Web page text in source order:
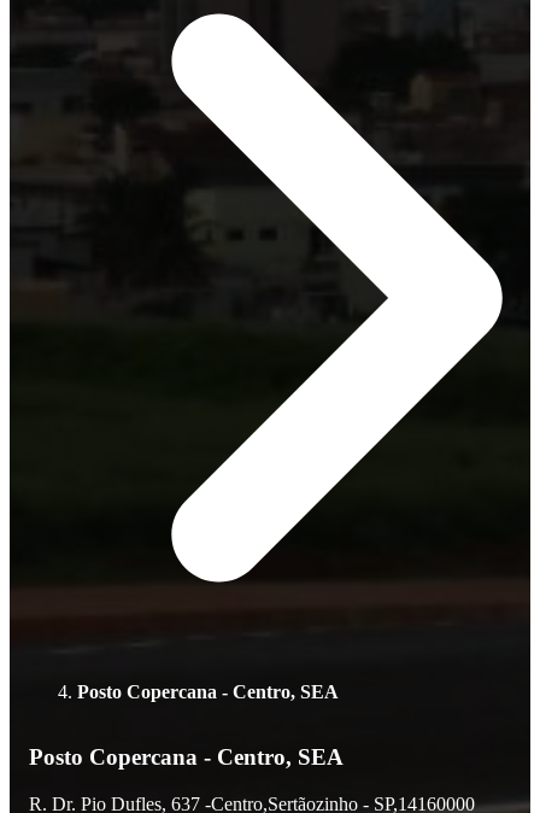
Posto Copercana - Centro, SEA
Posto Copercana - Centro, SEA
R. Dr. Pio Dufles, 637 -Centro,Sertãozinho - SP,14160000